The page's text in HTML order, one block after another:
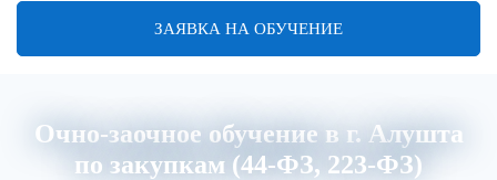
ЗАЯВКА НА ОБУЧЕНИЕ
Очно-заочное обучение в г. Алушта
по закупкам (44-ФЗ, 223-ФЗ)